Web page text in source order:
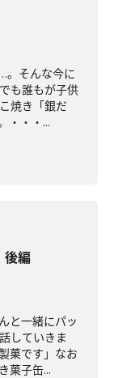
。そんな今に
も誰もが子供
焼き「銀だ
・・・...
後編
と一緒にパッ
していきま
菓です」なお
菓子缶...